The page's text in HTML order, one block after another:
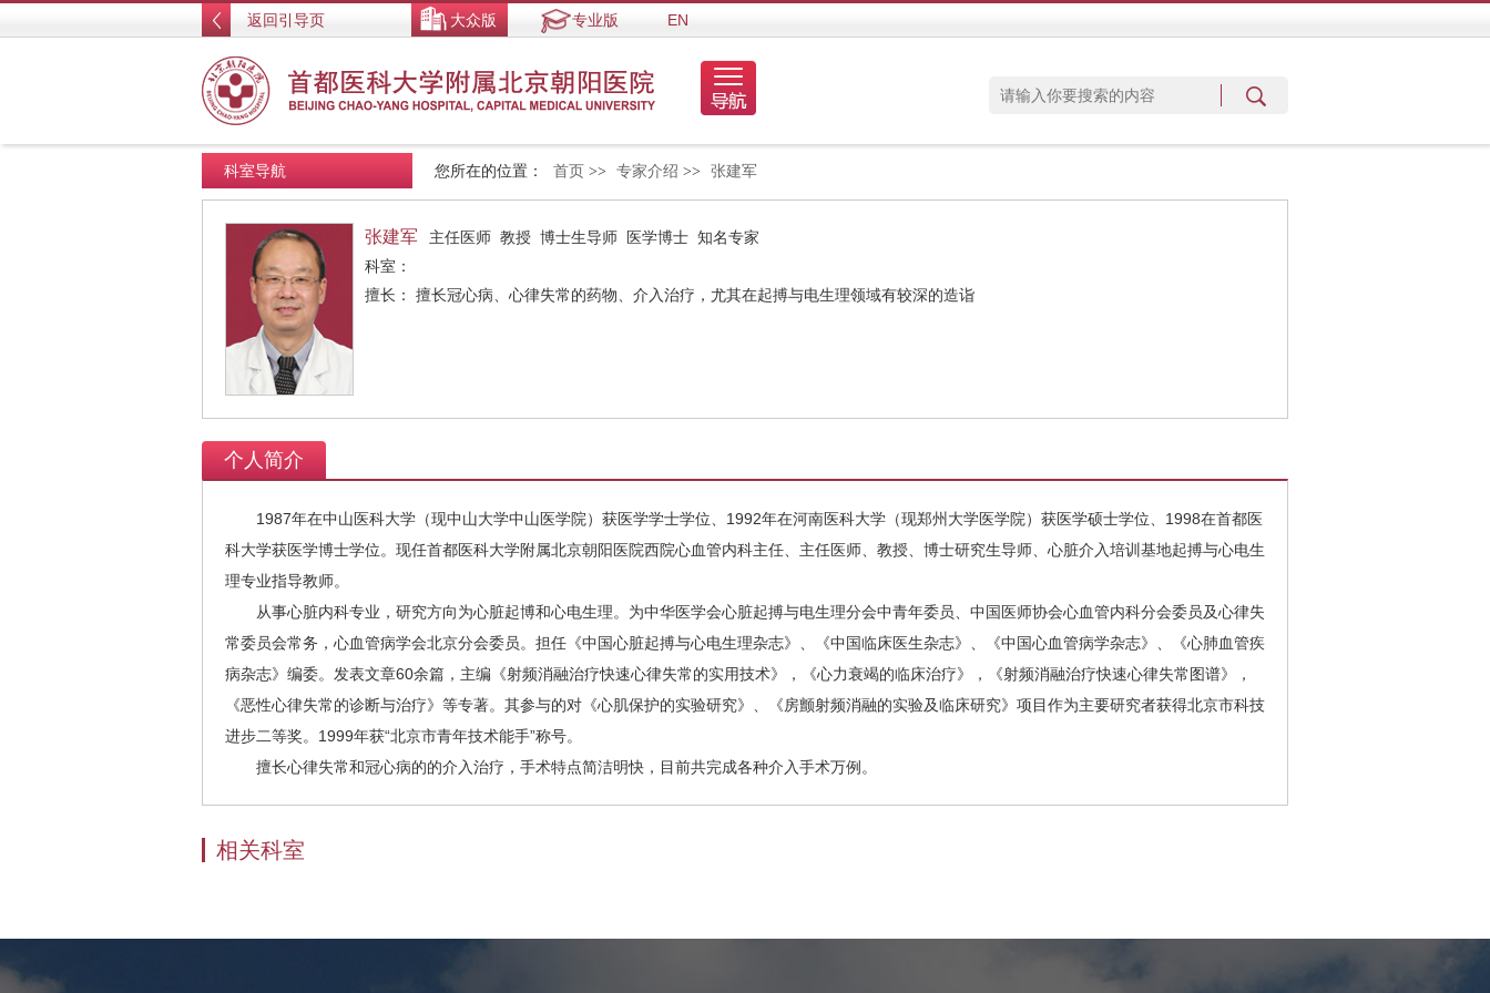
返回引导页 大众版 专业版 EN
您所在的位置： 首页 >> 专家介绍 >> 张建军
科室导航
张建军
主任医师 教授 博士生导师 医学博士 知名专家
科室：
擅长： 擅长冠心病、心律失常的药物、介入治疗，尤其在起搏与电生理领域有较深的造诣
个人简介
1987年在中山医科大学（现中山大学中山医学院）获医学学士学位、1992年在河南医科大学（现郑州大学医学院）获医学硕士学位、1998在首都医
科大学获医学博士学位。现任首都医科大学附属北京朝阳医院西院心血管内科主任、主任医师、教授、博士研究生导师、心脏介入培训基地起搏与心电生
理专业指导教师。
从事心脏内科专业，研究方向为心脏起博和心电生理。为中华医学会心脏起搏与电生理分会中青年委员、中国医师协会心血管内科分会委员及心律失
常委员会常务，心血管病学会北京分会委员。担任《中国心脏起搏与心电生理杂志》、《中国临床医生杂志》、《中国心血管病学杂志》、《心肺血管疾
病杂志》编委。发表文章60余篇，主编《射频消融治疗快速心律失常的实用技术》，《心力衰竭的临床治疗》，《射频消融治疗快速心律失常图谱》，
《恶性心律失常的诊断与治疗》等专著。其参与的对《心肌保护的实验研究》、《房颤射频消融的实验及临床研究》项目作为主要研究者获得北京市科技
进步二等奖。1999年获“北京市青年技术能手”称号。
擅长心律失常和冠心病的的介入治疗，手术特点简洁明快，目前共完成各种介入手术万例。
相关科室